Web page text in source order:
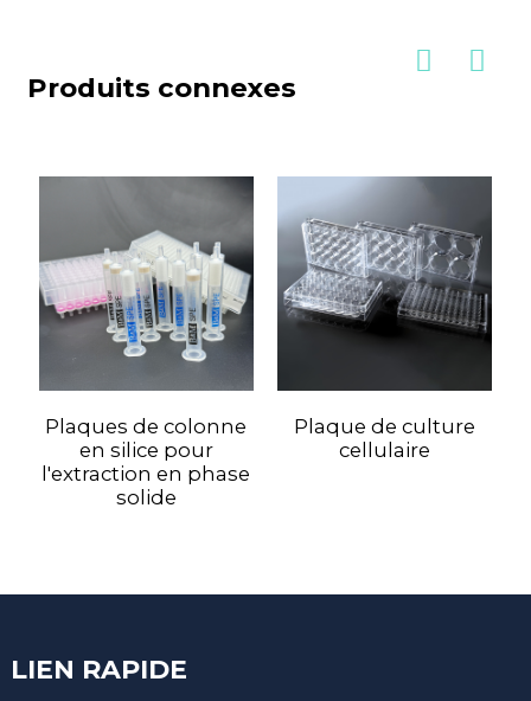
Produits connexes
Plaques de colonne
en silice pour
l'extraction en phase
solide
Plaque de culture
cellulaire
LIEN RAPIDE